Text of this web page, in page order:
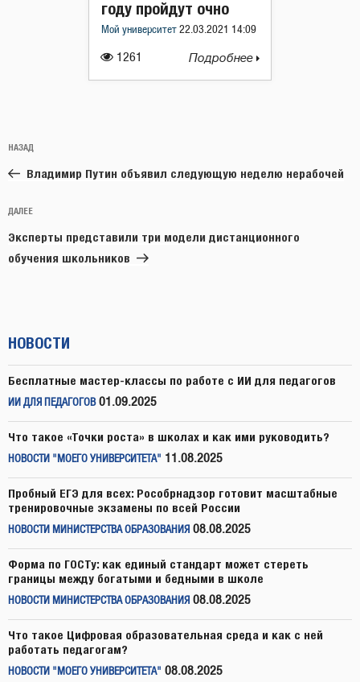
1261
году пройдут очно
Мой университет 22.03.2021 14:09
Подробнее
по
записям
Предыдущая
запись:
НАЗАД
Владимир Путин объявил следующую неделю нерабочей
Следующая
запись
ДАЛЕЕ
Эксперты представили три модели дистанционного
обучения школьников
НОВОСТИ
Бесплатные мастер-классы по работе с ИИ для педагогов
ИИ ДЛЯ ПЕДАГОГОВ 01.09.2025
Что такое «Точки роста» в школах и как ими руководить?
НОВОСТИ "МОЕГО УНИВЕРСИТЕТА" 11.08.2025
Пробный ЕГЭ для всех: Рособрнадзор готовит масштабные
тренировочные экзамены по всей России
НОВОСТИ МИНИСТЕРСТВА ОБРАЗОВАНИЯ 08.08.2025
Форма по ГОСТу: как единый стандарт может стереть
границы между богатыми и бедными в школе
НОВОСТИ МИНИСТЕРСТВА ОБРАЗОВАНИЯ 08.08.2025
Что такое Цифровая образовательная среда и как с ней
работать педагогам?
НОВОСТИ "МОЕГО УНИВЕРСИТЕТА" 08.08.2025